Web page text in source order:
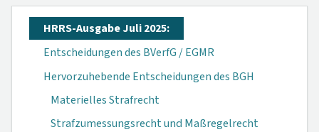
HRRS-Ausgabe Juli 2025:
Entscheidungen des BVerfG / EGMR
Hervorzuhebende Entscheidungen des BGH
Materielles Strafrecht
Strafzumessungsrecht und Maßregelrecht